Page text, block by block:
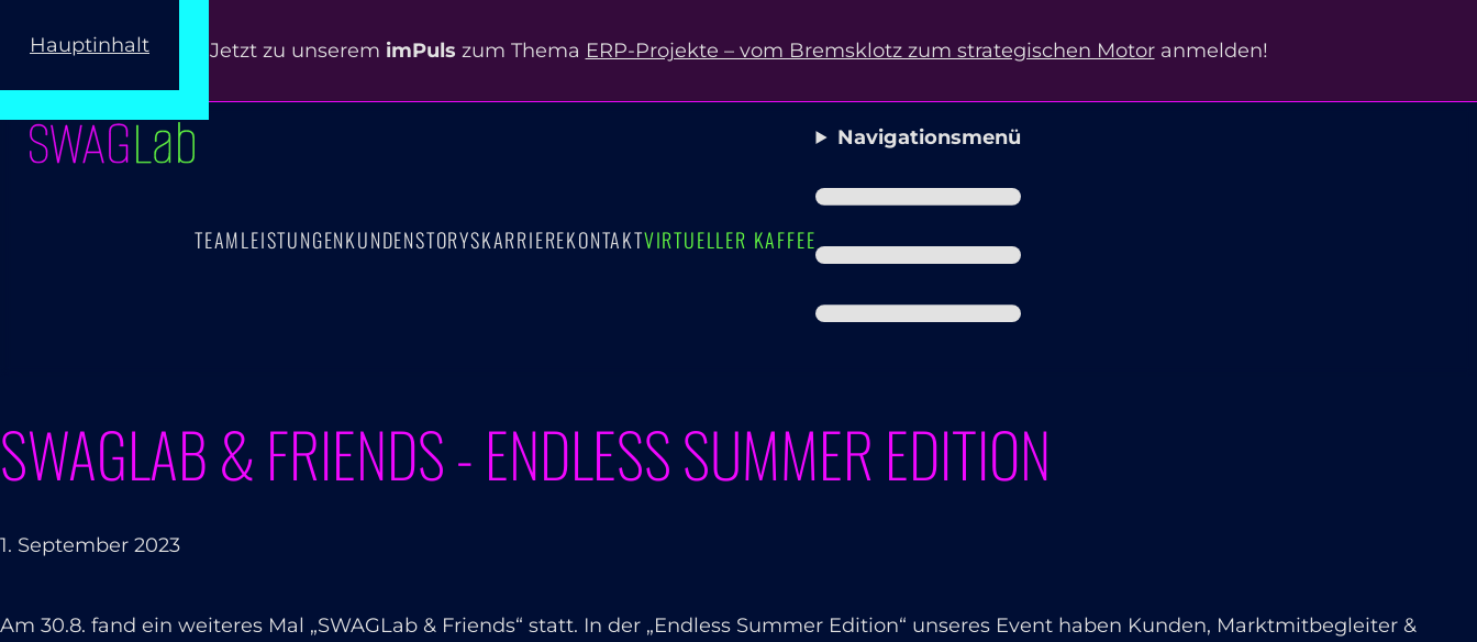
Hauptinhalt Jetzt zu unserem imPuls zum Thema ERP-Projekte – vom Bremsklotz zum strategischen Motoranmelden!
TEAMLEISTUNGENKUNDENSTORYSKARRIEREKONTAKTVIRTUELLER KAFFEE
Navigationsmenü
SWAGLAB & FRIENDS - ENDLESS SUMMER EDITION
1. September 2023
Am 30.8. fand ein weiteres Mal „SWAGLab & Friends“ statt. In der „Endless Summer Edition“ unseres Event haben Kunden, Marktmitbegleiter &